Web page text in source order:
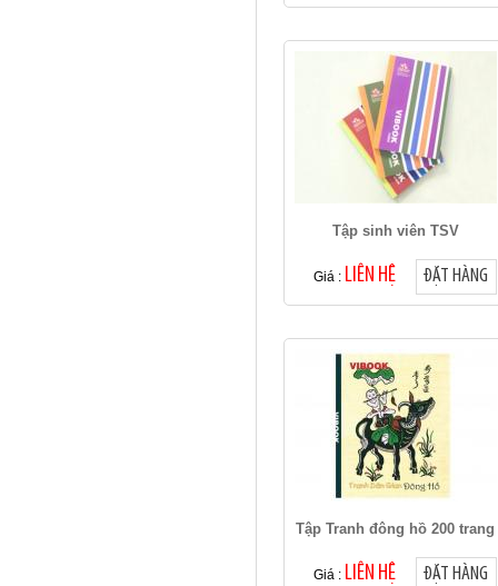
Tập sinh viên TSV
Giá : LIÊN HỆ ĐẶT HÀNG
Tập Tranh đông hồ 200 trang
Giá : LIÊN HỆ ĐẶT HÀNG